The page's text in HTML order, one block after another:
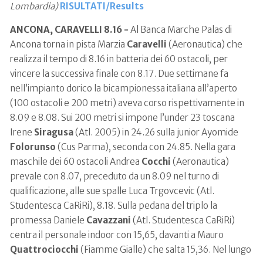
Lombardia) RISULTATI/Results
ANCONA, CARAVELLI 8.16 - Al Banca Marche Palas di
Ancona torna in pista Marzia Caravelli (Aeronautica) che
realizza il tempo di 8.16 in batteria dei 60 ostacoli, per
vincere la successiva finale con 8.17. Due settimane fa
nell’impianto dorico la bicampionessa italiana all’aperto
(100 ostacoli e 200 metri) aveva corso rispettivamente in
8.09 e 8.08. Sui 200 metri si impone l’under 23 toscana
Irene Siragusa(Atl. 2005) in 24.26 sulla junior Ayomide
Folorunso (Cus Parma), seconda con 24.85. Nella gara
maschile dei 60 ostacoli Andrea Cocchi (Aeronautica)
prevale con 8.07, preceduto da un 8.09 nel turno di
qualificazione, alle sue spalle Luca Trgovcevic (Atl.
Studentesca CaRiRi), 8.18. Sulla pedana del triplo la
promessa Daniele Cavazzani (Atl. Studentesca CaRiRi)
centra il personale indoor con 15,65, davanti a Mauro
Quattrociocchi (Fiamme Gialle) che salta 15,36. Nel lungo